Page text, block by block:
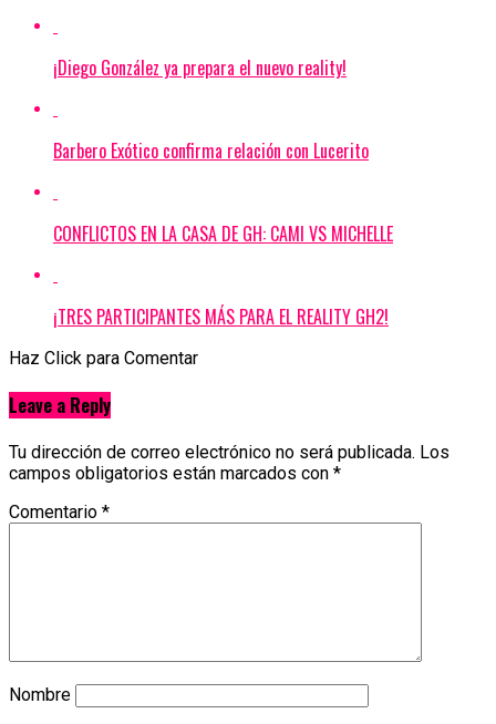
¡Diego González ya prepara el nuevo reality!
Barbero Exótico confirma relación con Lucerito
CONFLICTOS EN LA CASA DE GH: CAMI VS MICHELLE
¡TRES PARTICIPANTES MÁS PARA EL REALITY GH2!
Haz Click para Comentar
Leave a Reply
Tu dirección de correo electrónico no será publicada. Los
campos obligatorios están marcados con *
Comentario *
Nombre